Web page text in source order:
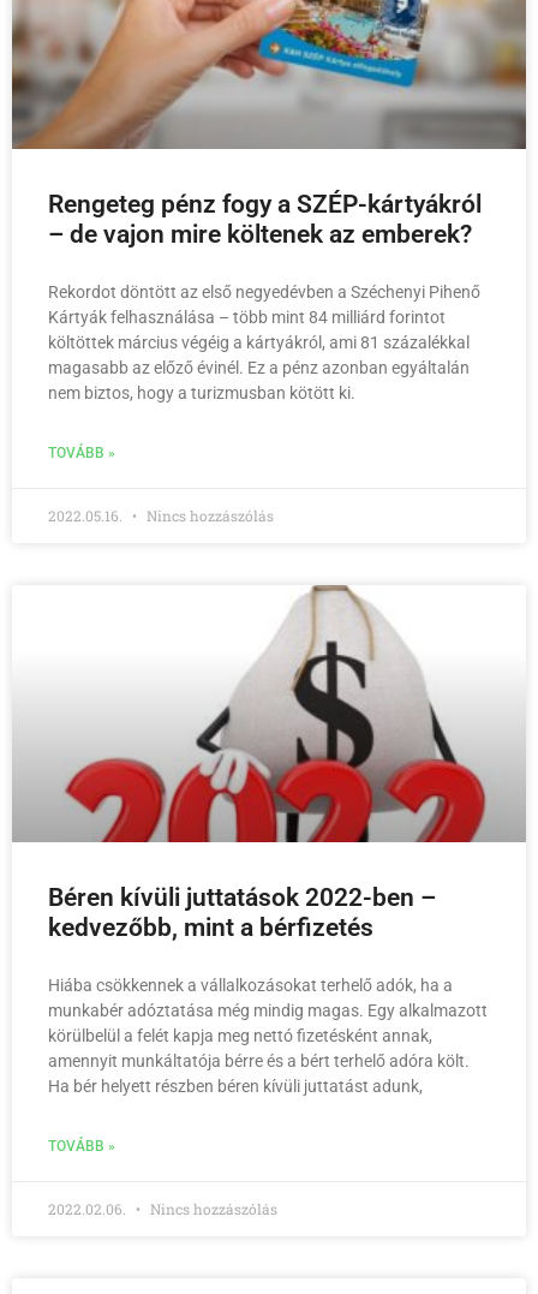
Rengeteg pénz fogy a SZÉP-kártyákról
– de vajon mire költenek az emberek?
Rekordot döntött az első negyedévben a Széchenyi Pihenő
Kártyák felhasználása – több mint 84 milliárd forintot
költöttek március végéig a kártyákról, ami 81 százalékkal
magasabb az előző évinél. Ez a pénz azonban egyáltalán
nem biztos, hogy a turizmusban kötött ki.
TOVÁBB »
2022.05.16. Nincs hozzászólás
Béren kívüli juttatások 2022-ben –
kedvezőbb, mint a bérfizetés
Hiába csökkennek a vállalkozásokat terhelő adók, ha a
munkabér adóztatása még mindig magas. Egy alkalmazott
körülbelül a felét kapja meg nettó fizetésként annak,
amennyit munkáltatója bérre és a bért terhelő adóra költ.
Ha bér helyett részben béren kívüli juttatást adunk,
TOVÁBB »
2022.02.06. Nincs hozzászólás